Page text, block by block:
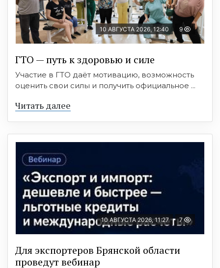
10 АВГУСТА 2026, 12:40 9
ГТО — путь к здоровью и силе
Участие в ГТО даёт мотивацию, возможность
оценить свои силы и получить официальное ...
Читать далее
10 АВГУСТА 2026, 11:27 7
Для экспортеров Брянской области
проведут вебинар